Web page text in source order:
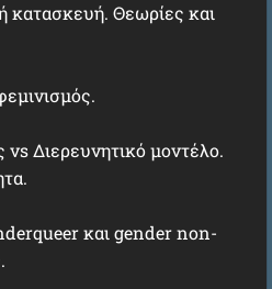
κατασκευή. Θεωρίες και
Διερευνητικό μοντέλο.
και gender non-